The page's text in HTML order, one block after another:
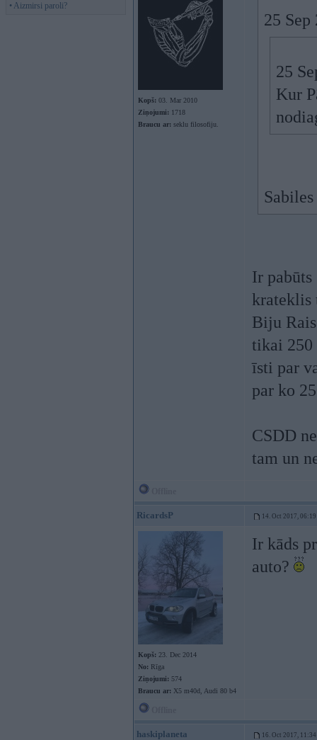
• Aizmirsi paroli?
Kopš: 03. Mar 2010
Ziņojumi: 1718
Braucu ar: seklu filosofiju.
25
25
Kur
Ir
krateklis
Biju
tikai 250
īsti par
par ko
CSDD
tam un
RicardsP 14. Oct 2017, 06:19
Kopš: 23. Dec 2014
No: Rīga
Ziņojumi: 574
Braucu ar: X5 m40d, Audi 80 b4
Ir kāds
auto?
haskiplaneta 16. Oct 2017, 11:34